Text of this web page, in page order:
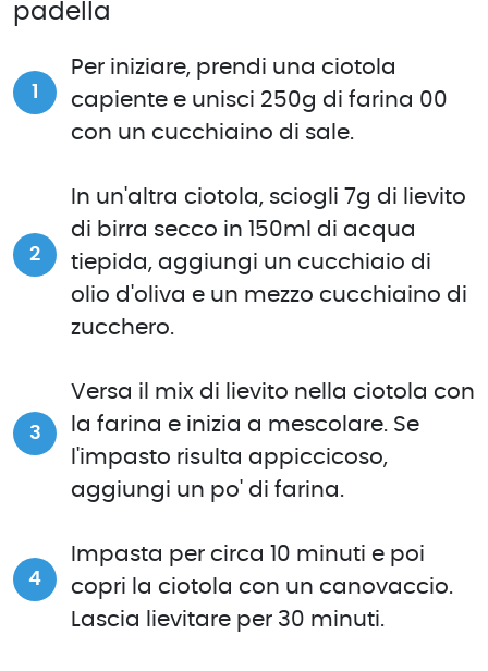
padella
Per iniziare, prendi una ciotola
capiente e unisci 250g di farina 00
con un cucchiaino di sale.
In un'altra ciotola, sciogli 7g di lievito
di birra secco in 150ml di acqua
tiepida, aggiungi un cucchiaio di
olio d'oliva e un mezzo cucchiaino di
zucchero.
Versa il mix di lievito nella ciotola con
la farina e inizia a mescolare. Se
l'impasto risulta appiccicoso,
aggiungi un po' di farina.
Impasta per circa 10 minuti e poi
copri la ciotola con un canovaccio.
Lascia lievitare per 30 minuti.